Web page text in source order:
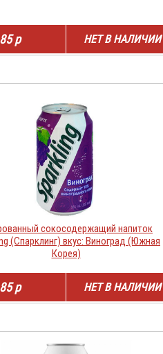
85 р НЕТ В НАЛИЧИИ
сокосодержащий напиток
(Спарклинг) вкус: Виноград (Южная
Корея)
85 р НЕТ В НАЛИЧИИ